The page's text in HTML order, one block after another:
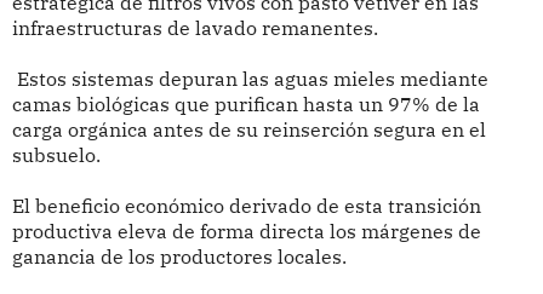
infraestructuras de lavado remanentes.
Estos sistemas depuran las aguas mieles mediante
camas biológicas que purifican hasta un 97% de la
carga orgánica antes de su reinserción segura en el
subsuelo.
El beneficio económico derivado de esta transición
productiva eleva de forma directa los márgenes de
ganancia de los productores locales.